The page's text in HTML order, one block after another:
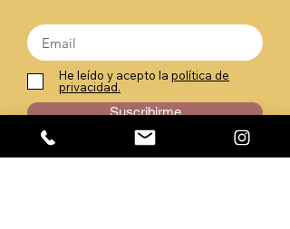
He leído y acepto la política de
privacidad.
Suscribirme